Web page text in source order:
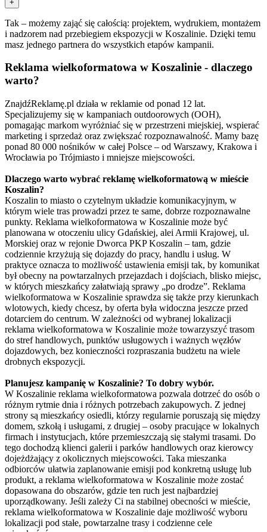
+
Tak – możemy zająć się całością: projektem, wydrukiem, montażem
i nadzorem nad przebiegiem ekspozycji w Koszalinie. Dzięki temu
masz jednego partnera do wszystkich etapów kampanii.
Reklama wielkoformatowa w Koszalinie - dlaczego
warto?
ZnajdźReklamę.pl działa w reklamie od ponad 12 lat.
Specjalizujemy się w kampaniach outdoorowych (OOH),
pomagając markom wyróżniać się w przestrzeni miejskiej, wspierać
marketing i sprzedaż oraz zwiększać rozpoznawalność. Mamy bazę
ponad 80 000 nośników w całej Polsce – od Warszawy, Krakowa i
Wrocławia po Trójmiasto i mniejsze miejscowości.
Dlaczego warto wybrać reklamę wielkoformatową w mieście
Koszalin?
Koszalin to miasto o czytelnym układzie komunikacyjnym, w
którym wiele tras prowadzi przez te same, dobrze rozpoznawalne
punkty. Reklama wielkoformatowa w Koszalinie może być
planowana w otoczeniu ulicy Gdańskiej, alei Armii Krajowej, ul.
Morskiej oraz w rejonie Dworca PKP Koszalin – tam, gdzie
codziennie krzyżują się dojazdy do pracy, handlu i usług. W
praktyce oznacza to możliwość ustawienia emisji tak, by komunikat
był obecny na powtarzalnych przejazdach i dojściach, blisko miejsc,
w których mieszkańcy załatwiają sprawy „po drodze”. Reklama
wielkoformatowa w Koszalinie sprawdza się także przy kierunkach
wlotowych, kiedy chcesz, by oferta była widoczna jeszcze przed
dotarciem do centrum. W zależności od wybranej lokalizacji
reklama wielkoformatowa w Koszalinie może towarzyszyć trasom
do stref handlowych, punktów usługowych i ważnych węzłów
dojazdowych, bez konieczności rozpraszania budżetu na wiele
drobnych ekspozycji.
Planujesz kampanię w Koszalinie? To dobry wybór.
W Koszalinie reklama wielkoformatowa pozwala dotrzeć do osób o
różnym rytmie dnia i różnych potrzebach zakupowych. Z jednej
strony są mieszkańcy osiedli, którzy regularnie poruszają się między
domem, szkołą i usługami, z drugiej – osoby pracujące w lokalnych
firmach i instytucjach, które przemieszczają się stałymi trasami. Do
tego dochodzą klienci galerii i parków handlowych oraz kierowcy
dojeżdżający z okolicznych miejscowości. Taka mieszanka
odbiorców ułatwia zaplanowanie emisji pod konkretną usługę lub
produkt, a reklama wielkoformatowa w Koszalinie może zostać
dopasowana do obszarów, gdzie ten ruch jest najbardziej
uporządkowany. Jeśli zależy Ci na stabilnej obecności w mieście,
reklama wielkoformatowa w Koszalinie daje możliwość wyboru
lokalizacji pod stałe, powtarzalne trasy i codzienne cele